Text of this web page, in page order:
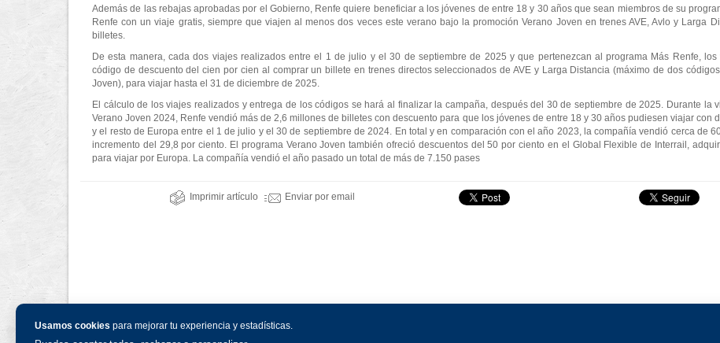
Usamos cookies para mejorar tu experiencia y estadísticas.
Además de las rebajas aprobadas por el Gobierno, Renfe quiere beneficiar a los jóvenes de entre 18 y 30 años que sean miembros de su
Renfe con un viaje gratis, siempre que viajen al menos dos veces este verano bajo la promoción Verano Joven en trenes AVE, Avlo y Larga
billetes.
De esta manera, cada dos viajes realizados entre el 1 de julio y el 30 de septiembre de 2025 y que pertenezcan al programa Más Renfe, los
código de descuento del cien por cien al comprar un billete en trenes directos seleccionados de AVE y Larga Distancia (máximo de dos
Joven), para viajar hasta el 31 de diciembre de 2025.
El cálculo de los viajes realizados y entrega de los códigos se hará al finalizar la campaña, después del 30 de septiembre de 2025. Durante la
Verano Joven 2024, Renfe vendió más de 2,6 millones de billetes con descuento para que los jóvenes de entre 18 y 30 años pudiesen viajar con
y el resto de Europa entre el 1 de julio y el 30 de septiembre de 2024. En total y en comparación con el año 2023, la compañía vendió cerca de
incremento del 29,8 por ciento. El programa Verano Joven también ofreció descuentos del 50 por ciento en el Global Flexible de Interrail,
para viajar por Europa. La compañía vendió el año pasado un total de más de 7.150 pases
Imprimir artículo Enviar por email